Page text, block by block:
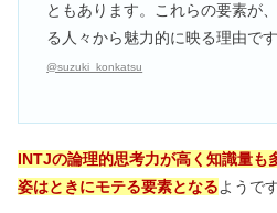
ともあります。これらの要素が
る人々から魅力的に映る理由です
@suzuki_konkatsu
INTJの論理的思考力が高く知識量も
姿はときにモテる要素となるようで